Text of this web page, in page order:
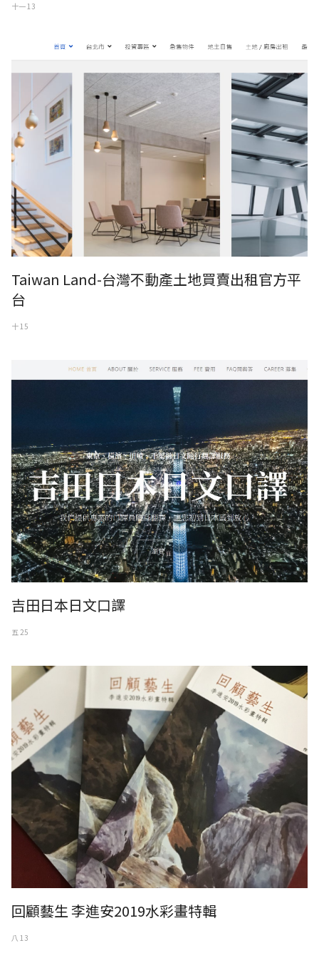
十一 13
Taiwan Land-台灣不動產土地買賣出租官方平
台
十 15
網址：http://yoshida.rumotan.com/
吉田日本日文口譯
五 25
回顧藝生 李進安2019水彩畫特輯
回顧藝生 李進安2019水彩畫特輯
八 13